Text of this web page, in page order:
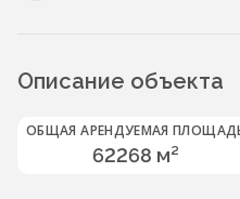
Описание объекта
ОБЩАЯ АРЕНДУЕМАЯ
62268 м²